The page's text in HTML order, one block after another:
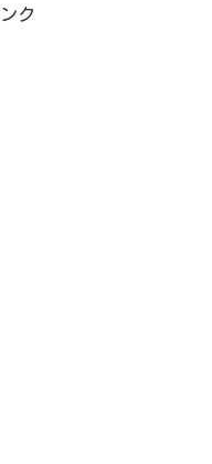
ってそんな星...
ク